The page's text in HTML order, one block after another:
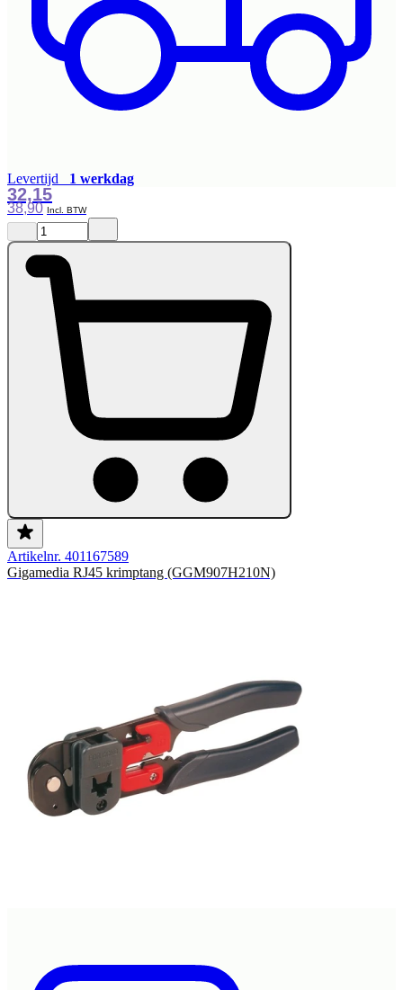
Levertijd 1 werkdag
38,90
32,15
Artikelnr. 401167589
Gigamedia RJ45 krimptang (GGM907H210N)